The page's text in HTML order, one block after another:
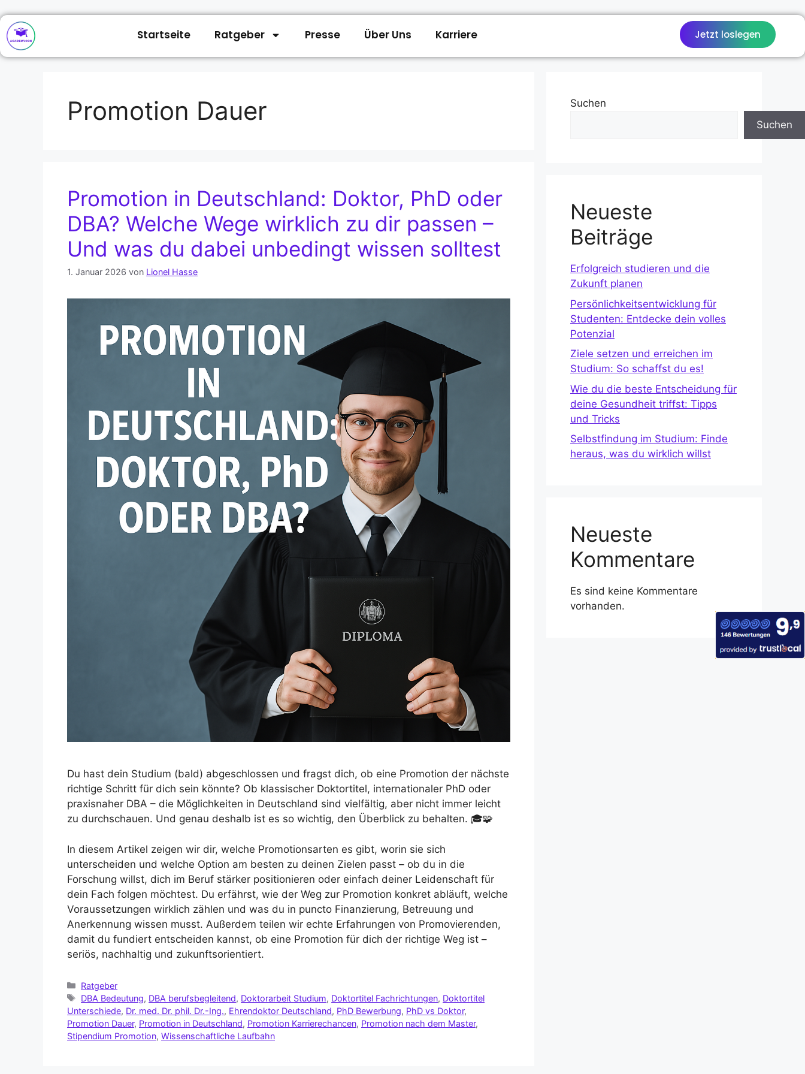
Startseite Ratgeber Presse Über Uns Karriere Jetzt loslegen
Promotion Dauer
Promotion in Deutschland: Doktor, PhD oder
DBA? Welche Wege wirklich zu dir passen –
Und was du dabei unbedingt wissen solltest
1. Januar 2026 von Lionel Hasse
Du hast dein Studium (bald) abgeschlossen und fragst dich, ob eine Promotion der nächste
richtige Schritt für dich sein könnte? Ob klassischer Doktortitel, internationaler PhD oder
praxisnaher DBA – die Möglichkeiten in Deutschland sind vielfältig, aber nicht immer leicht
zu durchschauen. Und genau deshalb ist es so wichtig, den Überblick zu behalten. 🎓🧩
In diesem Artikel zeigen wir dir, welche Promotionsarten es gibt, worin sie sich
unterscheiden und welche Option am besten zu deinen Zielen passt – ob du in die
Forschung willst, dich im Beruf stärker positionieren oder einfach deiner Leidenschaft für
dein Fach folgen möchtest. Du erfährst, wie der Weg zur Promotion konkret abläuft, welche
Voraussetzungen wirklich zählen und was du in puncto Finanzierung, Betreuung und
Anerkennung wissen musst. Außerdem teilen wir echte Erfahrungen von Promovierenden,
damit du fundiert entscheiden kannst, ob eine Promotion für dich der richtige Weg ist –
seriös, nachhaltig und zukunftsorientiert.
Ratgeber
DBA Bedeutung, DBA berufsbegleitend, Doktorarbeit Studium, Doktortitel Fachrichtungen, Doktortitel
Unterschiede, Dr. med. Dr. phil. Dr.-Ing., Ehrendoktor Deutschland, PhD Bewerbung, PhD vs Doktor,
Promotion Dauer, Promotion in Deutschland, Promotion Karrierechancen, Promotion nach dem Master,
Stipendium Promotion, Wissenschaftliche Laufbahn
Suchen
Suchen
Neueste
Beiträge
Erfolgreich studieren und die
Zukunft planen
Persönlichkeitsentwicklung für
Studenten: Entdecke dein volles
Potenzial
Ziele setzen und erreichen im
Studium: So schaffst du es!
Wie du die beste Entscheidung für
deine Gesundheit triffst: Tipps
und Tricks
Selbstfindung im Studium: Finde
heraus, was du wirklich willst
Neueste
Kommentare
Es sind keine Kommentare
vorhanden.